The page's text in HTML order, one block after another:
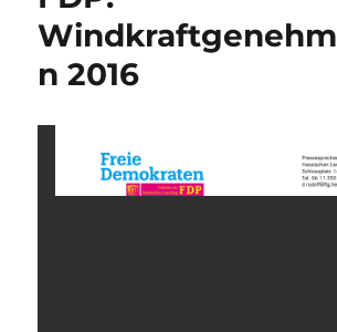
n 2016